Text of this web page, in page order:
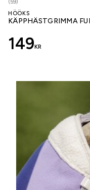
(59)
HÖÖKS
KÄPPHÄSTGRIMMA
149KR